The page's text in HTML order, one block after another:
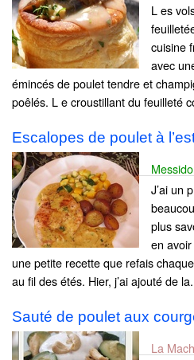
L es
cuisine
avec
émincés de poulet tendre et
poêlés. L e croustillant du feuilleté
Escalopes de poulet à
J’ai un
plus
en
une petite recette que refais
au fil des étés. Hier, j’ai ajouté de
Sauté de poulet aux
La